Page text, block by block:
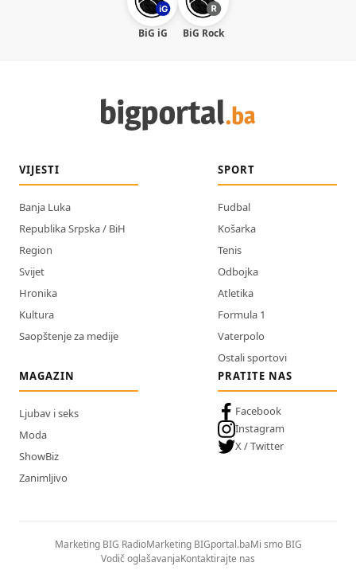
BiG iG BiG Rock
VIJESTI
Banja Luka
Republika Srpska / BiH
Region
Svijet
Hronika
Kultura
Saopštenje za medije
SPORT
Fudbal
Košarka
Tenis
Odbojka
Atletika
Formula 1
Vaterpolo
Ostali sportovi
MAGAZIN
Ljubav i seks
Moda
ShowBiz
Zanimljivo
PRATITE NAS
Facebook
Instagram
X / Twitter
Marketing BIG RadioMarketing BIGportal.baMi smo BIG
Vodič oglašavanjaKontaktirajte nas